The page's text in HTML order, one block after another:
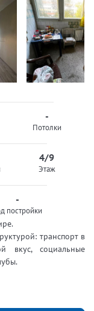
-
Потолки
4/9
Этаж
-
постройки
транспорт в
вкус, социальные